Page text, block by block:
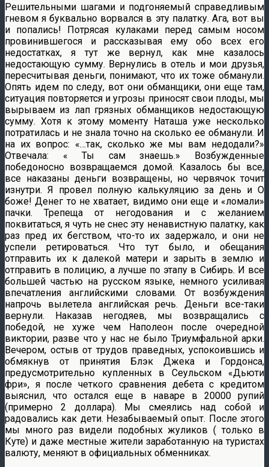
Решительными шагами и подгоняемый справедливым
гневом я буквально ворвался в эту палатку. Ага, вот вы
и попались! Потрясая кулаками перед самым носом
провинившегося и рассказывая ему обо всех его
недостатках, я тут же вернул, как мне казалось
недостающую сумму. Вернулись в отель и мои друзья,
пересчитывая деньги, понимают, что их тоже обманули.
Опять идем по следу, вот они обманщики, они еще там,
ситуация повторяется и угрозы приносят свои плоды, мы
вырываем из лап грязных обманщиков недостающую
сумму. Хотя к этому моменту Наташа уже несколько
потратилась и не знала точно на сколько ее обманули. И
на их вопрос: «…так, сколько же мы вам недодали?»
Отвечала: « Ты сам знаешь.» Возбужденные
победоносно возвращаемся домой. Казалось бы все,
все наказаны деньги возвращены, но червячок точит
изнутри. Я провел полную калькуляцию за день и О
боже! Денег то не хватает, видимо они еще и «ломали»
пачки. Трепеща от негодования и с желанием
поквитаться, я чуть не снес эту ненавистную палатку, как
раз пред их бегством, что-то их задержало, и они не
успели ретироваться. Что тут было, и обещания
отправить их к далекой матери и зарыть в землю и
отправить в полицию, а лучше по этапу в Сибирь. И все
большей частью на русском языке, немного усиливая
впечатления английскими словами. От возбуждения
напрочь вылетела английская речь. Деньги все-таки
вернули. Наказав негодяев, мы возвращались с
победой, не хуже чем Наполеон после очередной
виктории, разве что у нас не было Триумфальной арки.
Вечером, остыв от трудов праведных, успокоившись и
обмякнув от принятия Блэк Джека и Гордонса,
предусмотрительно купленных в Сеульском «Дьюти
фри», я после четкого сравнения дебета с кредитом
выяснил, что остался еще в наваре в 20000 рупий
(примерно 2 доллара). Мы смеялись над собой и
радовались как дети. Незабываемый опыт. После этого
мы много раз видели подобных жуликов ( только в
Куте) и даже местные жители заработанную на туристах
валюту, меняют в официальных обменниках.